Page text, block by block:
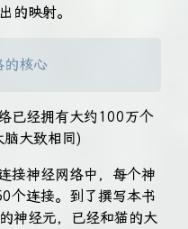
的映射。
的核心
已经拥有大约100万个
大致相同)
接神经网络中，每个神
个连接。到了撰写本书
神经元，已经和猫的大